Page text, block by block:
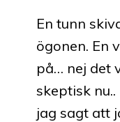
En tunn
ögonen. En
på… nej det
skeptisk
jag sagt att